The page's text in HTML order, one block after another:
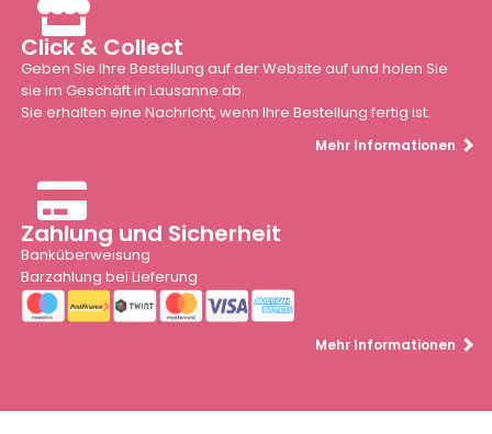
Click & Collect
Geben Sie Ihre Bestellung auf der Website auf und holen Sie
sie im Geschäft in Lausanne ab.
Sie erhalten eine Nachricht, wenn Ihre Bestellung fertig ist.
Mehr Informationen
Zahlung und Sicherheit
Banküberweisung
Barzahlung bei Lieferung
Mehr Informationen